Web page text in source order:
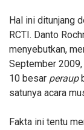
Hal ini ditunjang
RCTI. Danto
menyebutkan,
September 2009,
10 besar peraup
satunya acara
Fakta ini tentu